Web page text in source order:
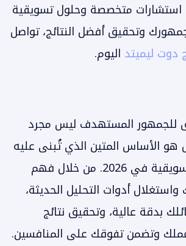
متخصصة وحلول تسويقية
وتحقيق أفضل النتائج، تواصل
دوت ليميتد اليوم.
للجمهور المستهدف ليس مجرد
هو الأساس المتين الذي تُبنى عليه
جميع جهودك التسويقية في 2026. من خلال فهم
أدوات التحليل الحديثة،
بدقة عالية، وتحقيق نتائج
وتضمن تفوقك على المنافسين.